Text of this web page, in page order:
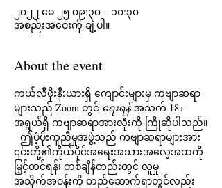
၂၀၂၂ မေ ၂၅ ၀၉:၃၀ – ၁၀:၃၀
အစည်းအဝေးကို ချဲ့ပါ။
About the event
ကယ်လီဖိုးနီးယားရှိ ကျောင်းများမှ ကဗျာဆရာ
များသည် Zoom တွင် ရေးရန် အသက် 18+
အရွယ်ရှိ ကဗျာဆရာအားလုံးကို ကြိုဆိုပါသည်။
ဤပံ့ပိုးကူညီမှုအဖွဲ့သည် ကဗျာဆရာများအား
၎င်းတို့၏ကိုယ်ပိုင်အရေးအသားအလေ့အထကို
မြှင့်တင်ရန်၊ တစ်ချိန်တည်းတွင် လူမှု
အသိုက်အဝန်းကို တည်ဆောက်ရာတွင်လည်း